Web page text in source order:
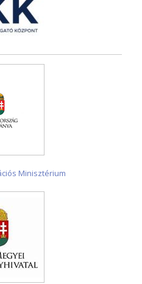
Minisztérium